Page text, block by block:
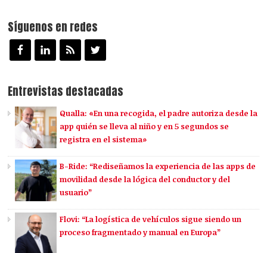
Síguenos en redes
Entrevistas destacadas
Qualla: «En una recogida, el padre autoriza desde la
app quién se lleva al niño y en 5 segundos se
registra en el sistema»
B-Ride: “Rediseñamos la experiencia de las apps de
movilidad desde la lógica del conductor y del
usuario”
Flovi: “La logística de vehículos sigue siendo un
proceso fragmentado y manual en Europa”